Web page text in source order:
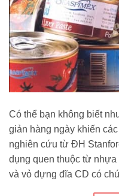
Có thể bạn không biết
giản hàng ngày khiến
nghiên cứu từ ĐH
dụng quen thuộc từ
và vỏ đựng đĩa CD có